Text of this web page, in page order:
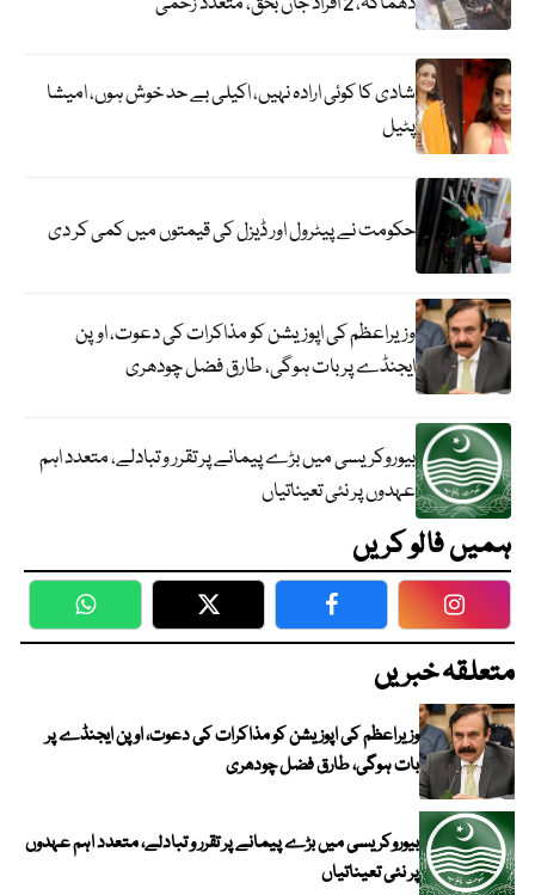
شادی کا کوئی ارادہ نہیں، اکیلی بے حد خوش ہوں، امیشا
پٹیل
حکومت نے پیٹرول اور ڈیزل کی قیمتوں میں کمی کر دی
وزیراعظم کی اپوزیشن کو مذاکرات کی دعوت، اوپن
ایجنڈے پر بات ہوگی، طارق فضل چودھری
بیوروکریسی میں بڑے پیمانے پر تقرر و تبادلے، متعدد اہم
عہدوں پر نئی تعیناتیاں
ہمیں فالو کریں
WhatsApp Twitter Facebook
متعلقہ خبریں
وزیراعظم کی اپوزیشن کو مذاکرات کی دعوت، اوپن ایجنڈے پر
بات ہوگی، طارق فضل چودھری
بیوروکریسی میں بڑے پیمانے پر تقرر و تبادلے، متعدد اہم عہدوں
پر نئی تعیناتیاں